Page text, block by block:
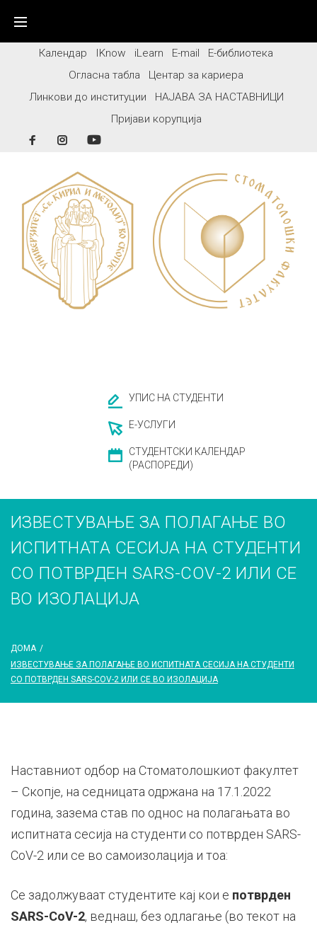
contentКалендар IKnow iLearn E-mail
Е-библиотека
Огласна табла
Центар за кариера
Линкови до институции
НАЈАВА ЗА НАСТАВНИЦИ
Пријави корупција
FacebookInstagram
УПИС НА СТУДЕНТИ
Е-УСЛУГИ
СТУДЕНТСКИ КАЛЕНДАР
(РАСПОРЕДИ)
ИЗВЕСТУВАЊЕ ЗА ПОЛАГАЊЕ ВО
ИСПИТНАТА СЕСИЈА НА СТУДЕНТИ
СО ПОТВРДЕН SARS-COV-2 ИЛИ СЕ
ВО ИЗОЛАЦИЈА
ДОМА /
ИЗВЕСТУВАЊЕ ЗА ПОЛАГАЊЕ ВО ИСПИТНАТА СЕСИЈА НА СТУДЕНТИ
СО ПОТВРДЕН SARS-COV-2 ИЛИ СЕ ВО ИЗОЛАЦИЈА
Наставниот одбор на Стоматолошкиот факултет
– Скопје, на седницата одржана на 17.1.2022
година, зазема став по однос на полагањата во
испитната сесија на студенти со потврден SARS-
CoV-2 или се во самоизолација и тоа:
Се задолжуваат студентите кај кои е потврден
SARS-CoV-2, веднаш, без одлагање (во текот на